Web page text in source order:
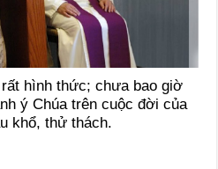
hình thức; chưa bao giờ
ý Chúa trên cuộc đời của
khổ, thử thách.